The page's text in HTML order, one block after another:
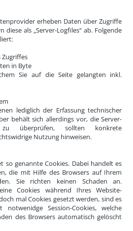
erheben Daten über Zugriffe
diese als „Server-Logfiles“ ab. Folgende
Zugriffes
in Byte
Sie auf die Seite gelangten inkl.
lediglich der Erfassung technischer
behält sich allerdings vor, die Server-
zu überprüfen, sollten konkrete
Nutzung hinweisen.
so genannte Cookies. Dabei handelt es
die mit Hilfe des Browsers auf Ihrem
Sie richten keinen Schaden an.
Cookies während Ihres Website-
mal Cookies gesetzt werden, sind es
Session-Cookies, welche
des Browsers automatisch gelöscht